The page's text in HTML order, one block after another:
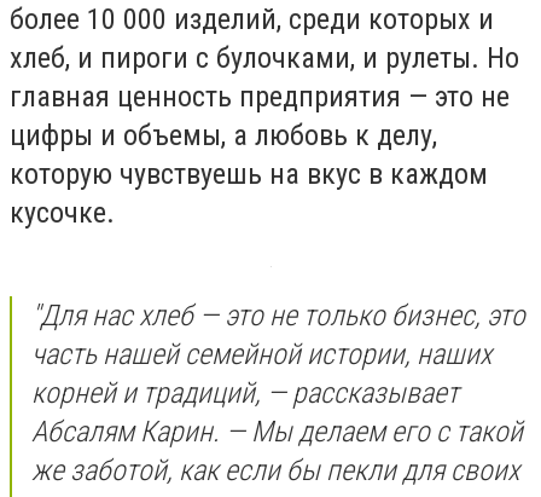
более 10 000 изделий, среди которых и
хлеб, и пироги с булочками, и рулеты. Но
главная ценность предприятия — это не
цифры и объемы, а любовь к делу,
которую чувствуешь на вкус в каждом
кусочке.
"Для нас хлеб — это не только бизнес, это
часть нашей семейной истории, наших
корней и традиций, — рассказывает
Абсалям Карин. — Мы делаем его с такой
же заботой, как если бы пекли для своих